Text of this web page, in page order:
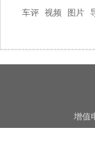
车评 视频 图片
增值